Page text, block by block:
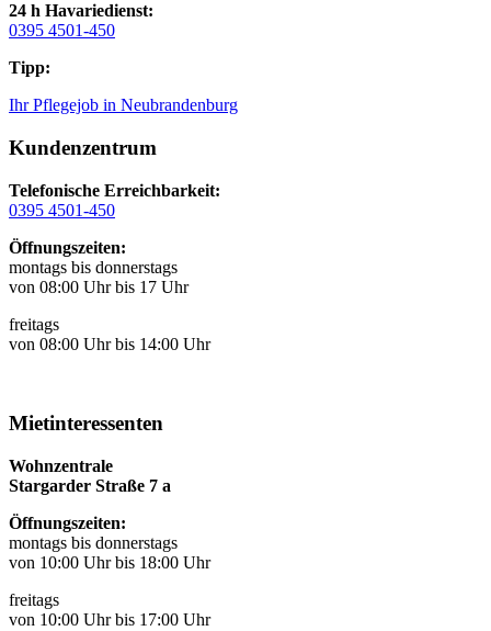
24 h Havariedienst:
0395 4501-450
Tipp:
Ihr Pflegejob in Neubrandenburg
Kundenzentrum
Telefonische Erreichbarkeit:
0395 4501-450
Öffnungszeiten:
montags bis donnerstags
von 08:00 Uhr bis 17 Uhr
freitags
von 08:00 Uhr bis 14:00 Uhr
Mietinteressenten
Wohnzentrale
Stargarder Straße 7 a
Öffnungszeiten:
montags bis donnerstags
von 10:00 Uhr bis 18:00 Uhr
freitags
von 10:00 Uhr bis 17:00 Uhr